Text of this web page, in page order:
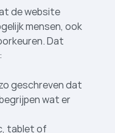
de website
mensen, ook
Dat
geschreven dat
wat er
tablet of